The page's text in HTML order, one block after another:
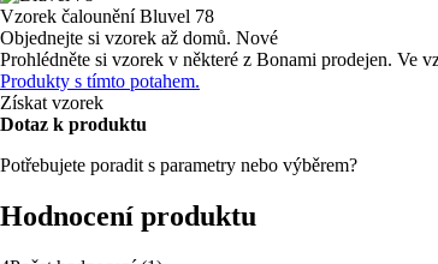
Vzorek čalounění Bluvel 78
Objednejte si vzorek až domů. Nové
Prohlédněte si vzorek v některé z Bonami prodejen. Ve
Produkty s tímto potahem.
Získat vzorek
Dotaz k produktu
Potřebujete poradit s parametry nebo výběrem?
Hodnocení produktu